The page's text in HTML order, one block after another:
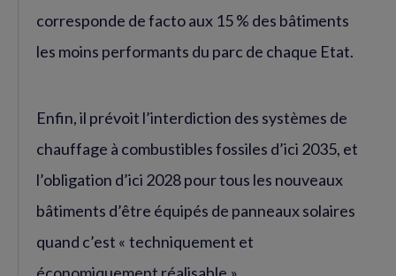
corresponde de facto aux 15 % des bâtiments
les moins performants du parc de chaque Etat.
Enfin, il prévoit l’interdiction des systèmes de
chauffage à combustibles fossiles d’ici 2035, et
l’obligation d’ici 2028 pour tous les nouveaux
bâtiments d’être équipés de panneaux solaires
quand c’est « techniquement et